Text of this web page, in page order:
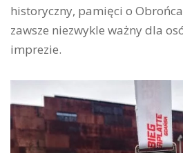
historyczny, pamięci o
zawsze niezwykle ważny dla
imprezie.